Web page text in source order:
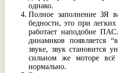
однако.
Полное заполнение ЗЯ
бедности, это при
работает наподобие
динамиков появляется
звуке, звук становится
сильном же моторе всё
нормально.